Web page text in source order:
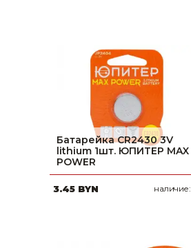
Батарейка CR2430 3V
lithium 1шт. ЮПИТЕР MAX
POWER
3.45 BYN наличие: